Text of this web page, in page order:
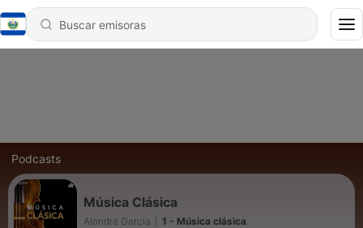
Podcasts
Música Clásica
Alondra Garcia 1 - Música clásica